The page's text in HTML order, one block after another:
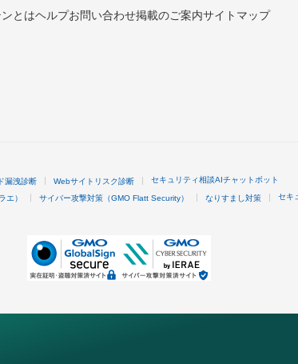
とはヘルプお問い合わせ掲載のご案内サイトマップ
漏洩診断 Webサイトリスク診断 セキュリティ相談AIチャットボット
エ） サイバー攻撃対策（GMO Flatt Security） なりすまし対策 セキ